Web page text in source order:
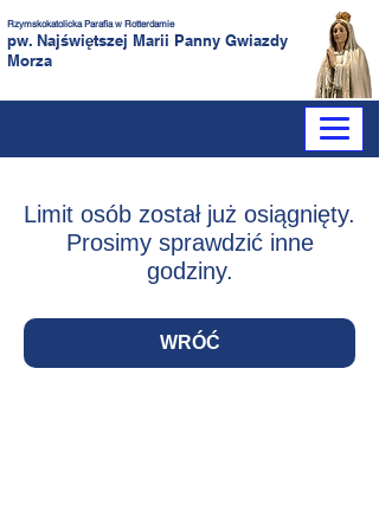
Rzymskokatolicka Parafiaw Rotterdamie
pw. Najświętszej Marii Panny Gwiazdy
Morza
Limit osób został już osiągnięty.
Prosimy sprawdzić inne
godziny.
WRÓĆ